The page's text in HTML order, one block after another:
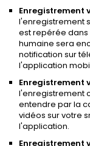
Enregistrement
l'enregistrement
est repérée
humaine sera
notification sur
l'application
Enregistrement
l'enregistrement
entendre par la
vidéos sur votre
l'application.
Enregistrement